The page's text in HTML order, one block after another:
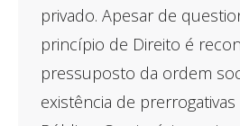
privado. Apesar de
princípio de Direito é
pressuposto da ordem
existência de